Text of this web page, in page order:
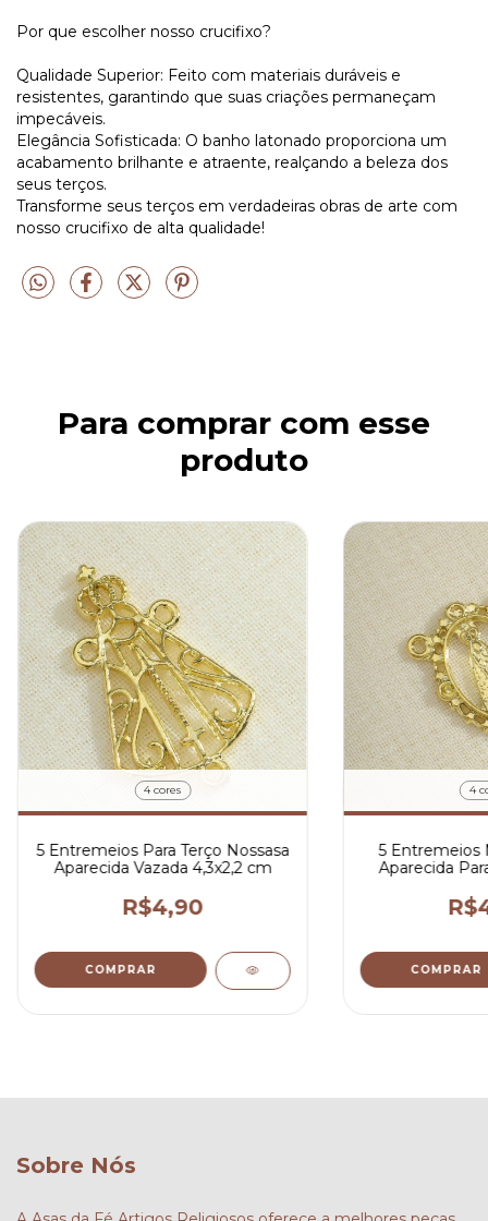
Por que escolher nosso crucifixo?
Qualidade Superior: Feito com materiais duráveis e
resistentes, garantindo que suas criações permaneçam
impecáveis.
Elegância Sofisticada: O banho latonado proporciona um
acabamento brilhante e atraente, realçando a beleza dos
seus terços.
Transforme seus terços em verdadeiras obras de arte com
nosso crucifixo de alta qualidade!
Para comprar com esse
produto
4 cores
5 Entremeios Para Terço Nossasa
Aparecida Vazada 4,3x2,2 cm
R$4,90
COMPRAR
4
5 Entremeios
Aparecida
COMPRAR
Sobre Nós